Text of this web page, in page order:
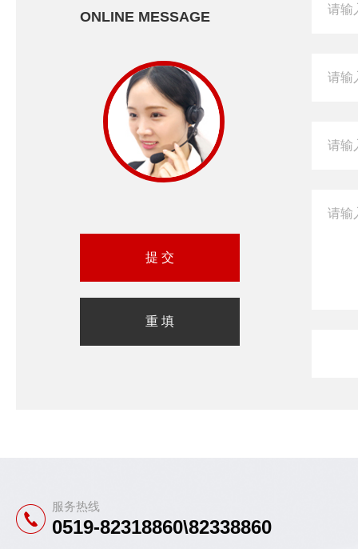
ONLINE MESSAGE
服务热线
0519-82318860\82338860